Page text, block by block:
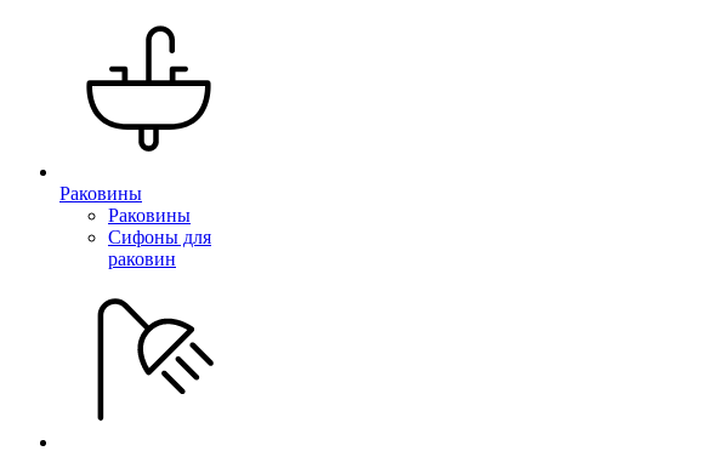
Раковины
Раковины
Сифоны для
раковин